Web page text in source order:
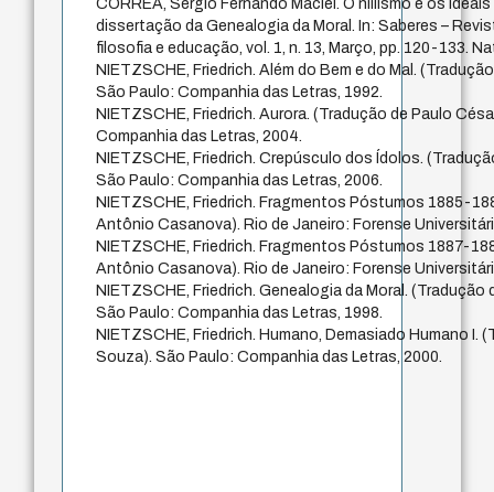
CORRÊA, Sergio Fernando Maciel. O niilismo e os
dissertação da Genealogia da Moral. In: Saberes –
filosofia e educação, vol. 1, n. 13, Março, pp. 120-133.
NIETZSCHE, Friedrich. Além do Bem e do Mal.
São Paulo: Companhia das Letras, 1992.
NIETZSCHE, Friedrich. Aurora. (Tradução de Paulo
Companhia das Letras, 2004.
NIETZSCHE, Friedrich. Crepúsculo dos Ídolos.
São Paulo: Companhia das Letras, 2006.
NIETZSCHE, Friedrich. Fragmentos Póstumos 1885-
Antônio Casanova). Rio de Janeiro: Forense
NIETZSCHE, Friedrich. Fragmentos Póstumos 1887-
Antônio Casanova). Rio de Janeiro: Forense
NIETZSCHE, Friedrich. Genealogia da Moral. (Tradução
São Paulo: Companhia das Letras, 1998.
NIETZSCHE, Friedrich. Humano, Demasiado Humano I.
Souza). São Paulo: Companhia das Letras, 2000.